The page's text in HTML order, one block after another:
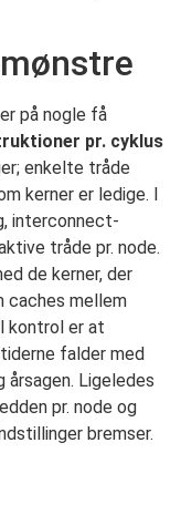
på nogle få
pr. cyklus
enkelte tråde
kerner er ledige. I
interconnect-
tråde pr. node.
de kerner, der
caches mellem
kontrol er at
falder med
årsagen. Ligeledes
pr. node og
bremser.